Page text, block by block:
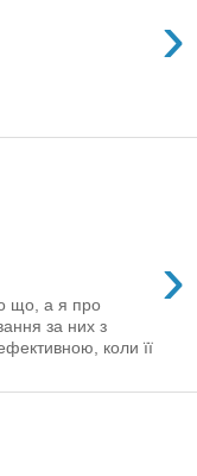
›
›
що, а я про
за них з
коли її